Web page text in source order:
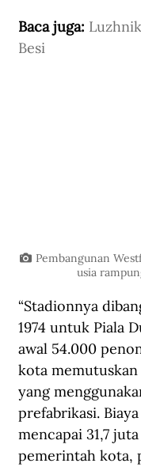
Baca juga:
Besi
Pembangunan
usia
“Stadionnya
1974 untuk Piala
awal 54.000
kota
yang
prefabrikasi.
mencapai 31,7
pemerintah kota,